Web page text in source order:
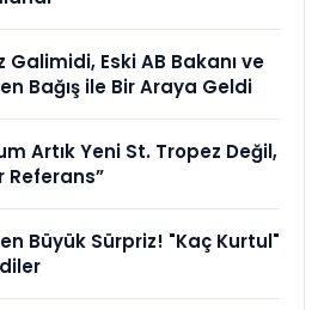
Galimidi, Eski AB Bakanı ve
Bağış ile Bir Araya Geldi
Artık Yeni St. Tropez Değil,
Referans”
Büyük Sürpriz! "Kaç Kurtul"